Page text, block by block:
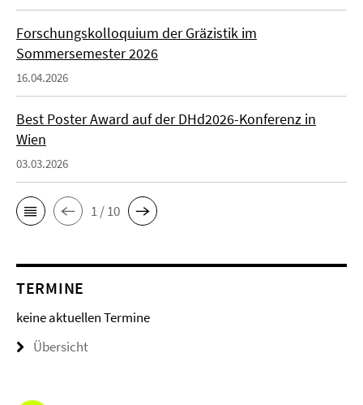
Forschungskolloquium der Gräzistik im
Sommersemester 2026
16.04.2026
Best Poster Award auf der DHd2026-Konferenz in
Wien
03.03.2026
1 / 10
TERMINE
keine aktuellen Termine
Übersicht